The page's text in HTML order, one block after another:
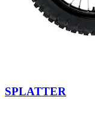
SPLATTER